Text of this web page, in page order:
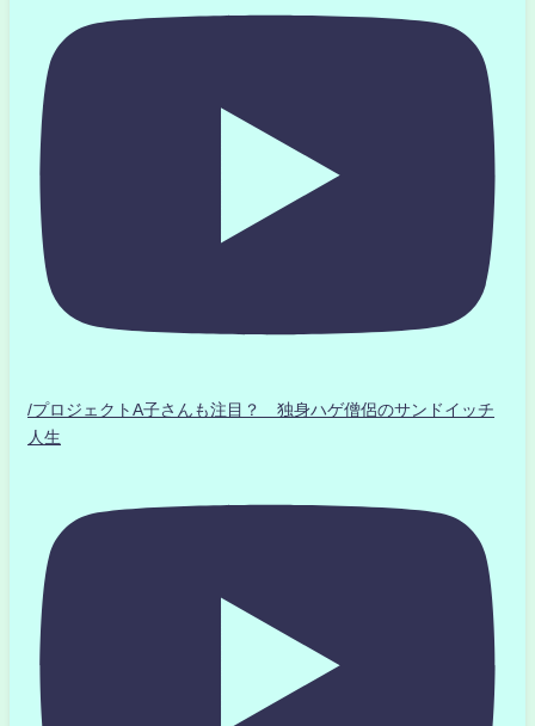
/プロジェクトA子さんも注目？ 独身ハゲ僧侶のサンドイッチ
人生